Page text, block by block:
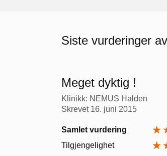
Siste vurderinger
Meget dyktig !
Klinikk: NEMUS Halden
Skrevet 16. juni 2015
Samlet vurdering
Tilgjengelighet